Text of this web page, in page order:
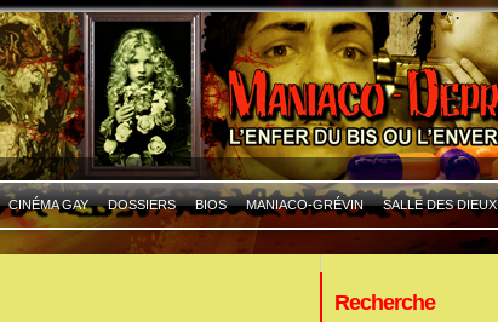
CINÉMA GAY DOSSIERS BIOS MANIACO-GRÉVIN SALLE DES DIEUX
Recherche